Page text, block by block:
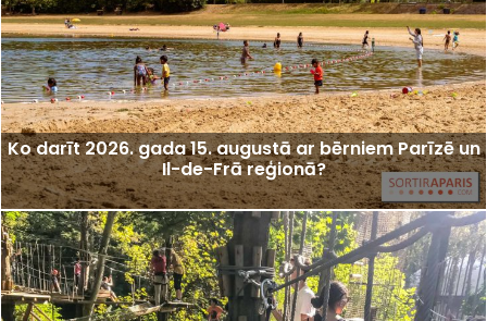
Ko darīt 2026. gada 15. augustā ar bērniem Parīzē un
Il-de-Frā reģionā?